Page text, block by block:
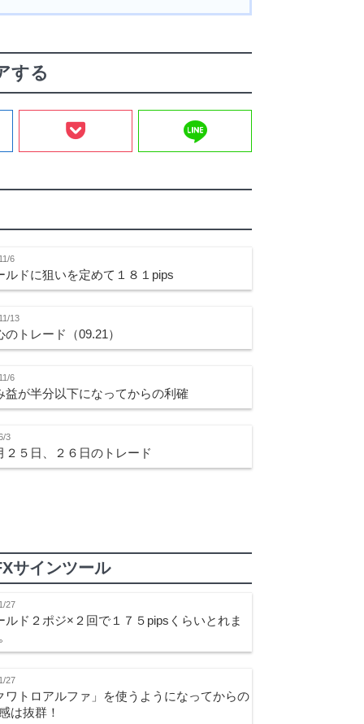
する
line
6
ルドに狙いを定めて１８１pips
13
のトレード（09.21）
6
益が半分以下になってからの利確
3
２５日、２６日のトレード
サインツール
27
ルド２ポジ×２回で１７５pipsくらいとれま
27
ワトロアルファ」を使うようになってからの
は抜群！